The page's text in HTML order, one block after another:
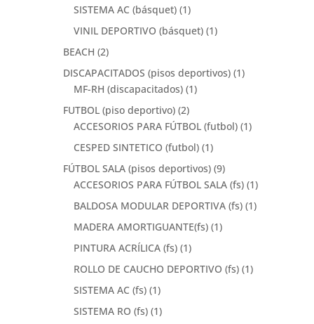
SISTEMA AC (básquet) (1)
VINIL DEPORTIVO (básquet) (1)
BEACH (2)
DISCAPACITADOS (pisos deportivos) (1)
MF-RH (discapacitados) (1)
FUTBOL (piso deportivo) (2)
ACCESORIOS PARA FÚTBOL (futbol) (1)
CESPED SINTETICO (futbol) (1)
FÚTBOL SALA (pisos deportivos) (9)
ACCESORIOS PARA FÚTBOL SALA (fs) (1)
BALDOSA MODULAR DEPORTIVA (fs) (1)
MADERA AMORTIGUANTE(fs) (1)
PINTURA ACRÍLICA (fs) (1)
ROLLO DE CAUCHO DEPORTIVO (fs) (1)
SISTEMA AC (fs) (1)
SISTEMA RO (fs) (1)